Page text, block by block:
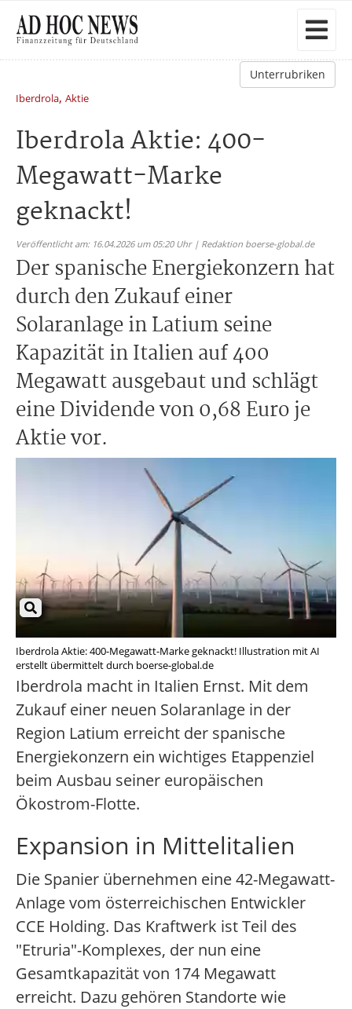
Unterrubriken
Iberdrola, Aktie
Iberdrola Aktie: 400-
Megawatt-Marke
geknackt!
Veröffentlicht am: 16.04.2026 um 05:20 Uhr | Redaktion boerse-global.de
Der spanische Energiekonzern hat
durch den Zukauf einer
Solaranlage in Latium seine
Kapazität in Italien auf 400
Megawatt ausgebaut und schlägt
eine Dividende von 0,68 Euro je
Aktie vor.
Iberdrola Aktie: 400-Megawatt-Marke geknackt! Illustration mit AI
erstellt übermittelt durch boerse-global.de
Iberdrola macht in Italien Ernst. Mit dem
Zukauf einer neuen Solaranlage in der
Region Latium erreicht der spanische
Energiekonzern ein wichtiges Etappenziel
beim Ausbau seiner europäischen
Ökostrom-Flotte.
Expansion in Mittelitalien
Die Spanier übernehmen eine 42-Megawatt-
Anlage vom österreichischen Entwickler
CCE Holding. Das Kraftwerk ist Teil des
"Etruria"-Komplexes, der nun eine
Gesamtkapazität von 174 Megawatt
erreicht. Dazu gehören Standorte wie